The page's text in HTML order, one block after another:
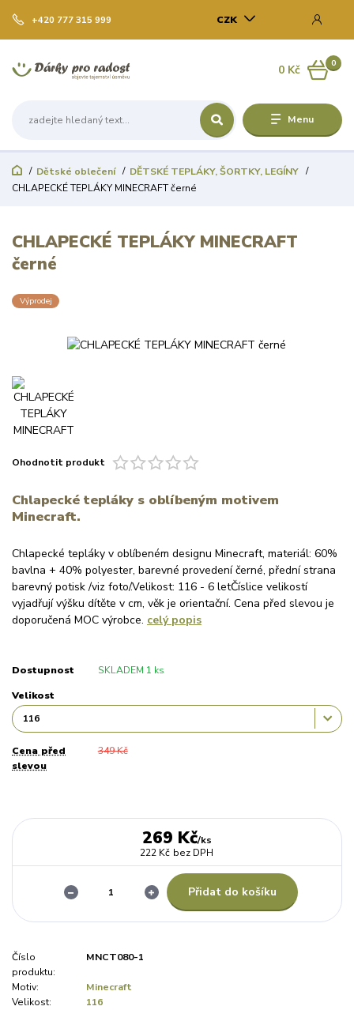
Menu
CZK
+420 777 315 999
0
0 Kč
Dětské oblečení
DĚTSKÉ TEPLÁKY, ŠORTKY, LEGÍNY
CHLAPECKÉ TEPLÁKY MINECRAFT černé
CHLAPECKÉ TEPLÁKY MINECRAFT
černé
Výprodej
Ohodnotit produkt
Chlapecké tepláky s oblíbeným motivem
Minecraft.
Chlapecké tepláky v oblíbeném designu Minecraft, materiál: 60%
bavlna + 40% polyester, barevné provedení černé, přední strana
barevný potisk /viz foto/.Velikost: 116 - 6 letČíslice velikostí
vyjadřují výšku dítěte v cm, věk je orientační. Cena před slevou je
doporučená MOC výrobce. celý popis
Dostupnost SKLADEM 1 ks
Velikost
Cena před
slevou
349 Kč
269 Kč/ks
222 Kč bez DPH
Přidat do košíku
Číslo
produktu:
MNCT080-1
Motiv:
Minecraft
Velikost:
116